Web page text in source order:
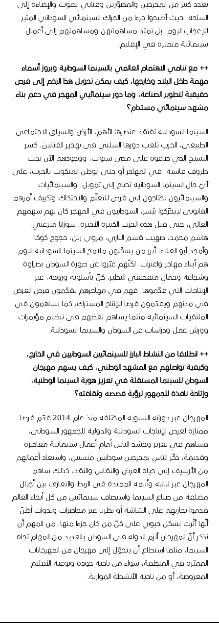
بعدد كبير من المخرجين والمصوّرين وفناني الصوت والإضاءة إلى
الساحة، حيث أصبحوا جزءا من الحراك السينمائي السوداني المثير
للإعجاب اليوم، بل تمتد مساهماتهن ومساهمتهم إلى أعمال
سينمائية متميزة في الإقليم.
++ مع تنامي الاهتمام العالمي بالسينما السودانية وبروز أسماء
مهمة داخل البلاد وخارجها، كيف يمكن تحويل هذا الزخم إلى فرص
حقيقية لتطوير الصناعة، وما دور سينمائيي المهجر في دعم بناء
مشهد سينمائي مستدام؟
السينما السودانية تفتقد عنصرها الأهم، الأرض والسياق الاجتماعي
الطبيعي، الحرب تلعب دورها السلبي في تهجير الفنانين، كسر
النسيج الذي صاغوه على مدى سنوات، ووجودهم الآن تحت
ظروف قاسية، في المهاجر أو حتى الوطن المنكوب بالحرب، على
أيّ حال السينما السودانية تحتاج إلى تمويل، والسينمائيات
والسينمائيون يحتاجون إلى فرص للتعلّم والاحتكاك وتكييف أمرهم
القانوني ليتحرّكوا بيُسر، السودانيون في المهجر كان لهم سهمهم
العالي، حتى قبل هذه الحرب الكبيرة الأخيرة، سوزانا ميرغني،
هاشم محمد، صهيب قسم الباري، مروى زين، حجوج كوكا،
وأمجد أبو العلاء، أبرز من يشكّلون ملامح السينما السودانية اليوم،
هم أبناء مهاجر واغتراب، لكنّهم عبّروا عن صورة السودان بضراوة
وشجاعة وجمال منقطعي النظير، كلّ بأسلوبه وروحه، غير
الإنتاجات التي قدّموها، فهم في مهاجرهم يقدّمون فرص العرض
في مدنهم ويقدّمون فرصا للإنتاج المشترك، كما يساهمون في
الملتقيات السينمائية مثلما يساهم بعضهم في تنظيم مؤتمرات
وورش عمل ودراسات عن السودان والسينما السودانية.
++ انطلاقا من النشاط البارز للسينمائيين السودانيين في الخارج،
وكيفية تواصلهم مع المشهد الوطني، كيف يسهم مهرجان
السودان للسينما المستقلة في تعزيز هوية السينما الوطنية،
وإتاحة نافذة للجمهور لرؤية قصصه وثقافته؟
المهرجان عبر دوراته السنوية المختلفة منذ عام 2014 قدّم فرصا
ممتازة لعرض الإنتاجات السودانية والدولية للجمهور السوداني،
فساهم في تعزيز وحشد الناس أمام أعمال سينمائية معاصرة
وقديمة، ذكّر الناس بمخرجين سودانيين منسيين، واستعاد أعمالهم
من الأرشيف إلى حياة العرض والنقاش والنقد، كذلك ساهم
المهرجان عبر لياليه وأيامه الممتدة في الربط والتعارف بين أجيال
مختلفة من صناع السينما واستضاف سينمائيين من كل أنحاء العالم
قدموا تجاربهم على الشاشة أو نظريا عبر محاضرات وندوات أظنّ
أنّها أثّرت بشكل حيوي على كلّ من كان جزءا منها، من المهم أن
نذكر أنّ المهرجان ألزم الدولة في السودان بالعديد من المهام تجاه
السينما، مثلما استطاع أن يتحوّل إلى مهرجان من المهرجانات
المميّزة في المنطقة، سواء من ناحية جودة ونوعية الأفلام
المعروضة، أو من ناحية الأنشطة الموازية.